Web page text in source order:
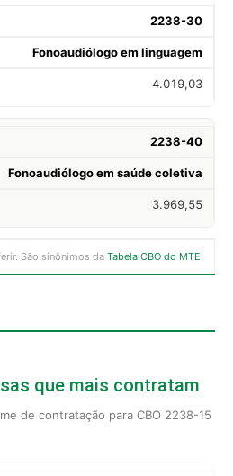
2238-30
Fonoaudiólogo em linguagem
4.019,03
2238-40
Fonoaudiólogo em saúde coletiva
3.969,55
São sinônimos da Tabela CBO do MTE.
que mais contratam
de contratação para CBO 2238-15